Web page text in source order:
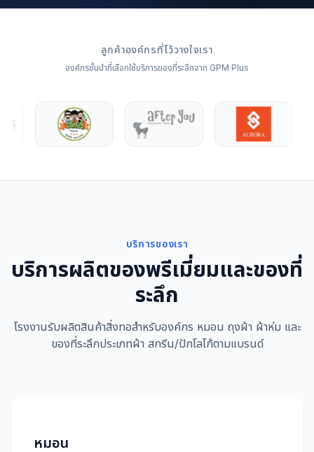
ลูกค้าองค์กรที่ไว้วางใจเรา
องค์กรชั้นนำที่เลือกใช้บริการของที่ระลึกจาก GPM Plus
บริการของเรา
บริการผลิตของพรีเมี่ยมและของที่
ระลึก
โรงงานรับผลิตสินค้าสิ่งทอสำหรับองค์กร หมอน ถุงผ้า ผ้าห่ม และ
ของที่ระลึกประเภทผ้า สกรีน/ปักโลโก้ตามแบรนด์
หมอน